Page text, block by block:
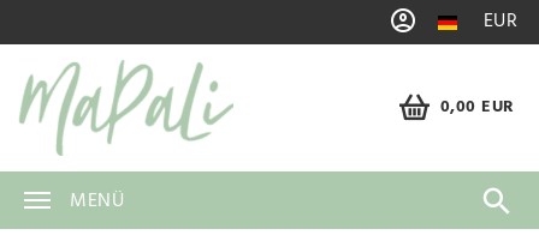
EUR
0,00 EUR
MENÜ